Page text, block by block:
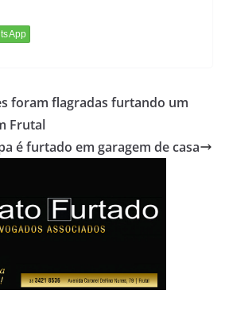
foram flagradas furtando um
Frutal
é furtado em garagem de casa